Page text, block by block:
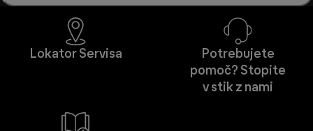
Lokator Servisa
Potrebujete
pomoč? Stopite
v stik z nami